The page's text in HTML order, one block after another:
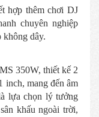
hợp thêm chơi DJ
chuyên nghiệp
dây.
350W, thiết kế 2
inch, mang đến âm
lựa chọn lý tưởng
khấu ngoài trời,